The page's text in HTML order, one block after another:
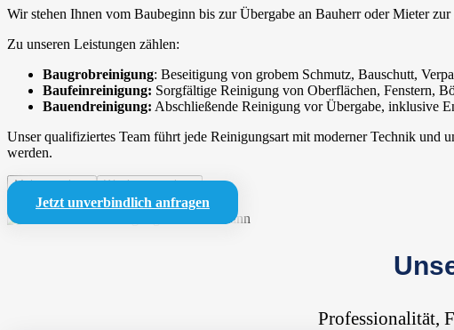
Wir stehen Ihnen vom Baubeginn bis zur Übergabe an Bauherr oder Mieter
Zu unseren Leistungen zählen:
Baugrobreinigung: Beseitigung von grobem Schmutz, Bauschutt,
Baufeinreinigung: Sorgfältige Reinigung von Oberflächen, Fenstern,
Bauendreinigung: Abschließende Reinigung vor Übergabe, inklusive
Unser qualifiziertes Team führt jede Reinigungsart mit moderner Technik und
werden.
Mehr anzeigen Weniger anzeigen
Jetzt unverbindlich anfragen
Professionalität,